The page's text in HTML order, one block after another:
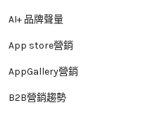
AI+ 品牌聲量
App store營銷
AppGallery營銷
B2B營銷趨勢